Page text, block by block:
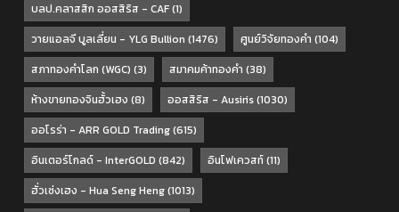
บลป.คลาสสิก ออสสิริส - CAF(1)
วายแอลจี บูลเลี่ยน - YLG Bullion (1476) ศูนย์วิจัยทองคำ (104)
สภาทองคำโลก (WGC) (3) สมาคมค้าทองคำ (38)
ห้างขายทองจินฮั้วเฮง (8) ออสสิริส - Ausiris(1030)
ออโรร่า - ARR GOLD Trading(615)
อินเตอร์โกลด์ - InterGOLD (842) อินโฟเควสท์(11)
ฮั่วเซ่งเฮง - Hua Seng Heng(1013)